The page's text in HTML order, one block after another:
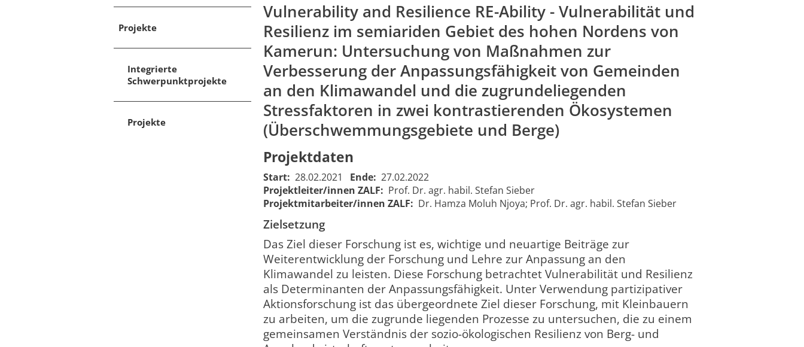
Projekte
Integrierte
Schwerpunktprojekte
Projekte
2210
Vulnerability and Resilience
RE-Ability - Vulnerabilität
und Resilienz im semiariden
von Kamerun:
Untersuchung von
Maßnahmen zur
Verbesserung der
Anpassungsfähigkeit von
Gemeinden an den
Klimawandel und die
zugrundeliegenden
Stressfaktoren in zwei
Resilience RE-Ability
- Vulnerability and
Resilience in the
Semiarid Area of the
Cameroon:Exploring
Measures to
Enhance the
Adaptive Capacity of
Communities to
Pressures of
Climate Change and
Underlying
01.03.2021
00:00:00
28.02.2022
00:00:00
abgeschlossen
Vulnerability and Resilience RE-Ability - Vulnerabilität und
Resilienz im semiariden Gebiet des hohen Nordens von
Kamerun: Untersuchung von Maßnahmen zur
Verbesserung der Anpassungsfähigkeit von Gemeinden
an den Klimawandel und die zugrundeliegenden
Stressfaktoren in zwei kontrastierenden Ökosystemen
(Überschwemmungsgebiete und Berge)
Projektdaten
Start: 28.02.2021 Ende: 27.02.2022
Projektleiter/innen ZALF: Prof. Dr. agr. habil. Stefan Sieber
Projektmitarbeiter/innen ZALF: Dr. Hamza Moluh Njoya; Prof. Dr. agr. habil. Stefan Sieber
Zielsetzung
Das Ziel dieser Forschung ist es, wichtige und neuartige Beiträge zur
Weiterentwicklung der Forschung und Lehre zur Anpassung an den
Klimawandel zu leisten. Diese Forschung betrachtet Vulnerabilität und Resilienz
als Determinanten der Anpassungsfähigkeit. Unter Verwendung partizipativer
Aktionsforschung ist das übergeordnete Ziel dieser Forschung, mit Kleinbauern
zu arbeiten, um die zugrunde liegenden Prozesse zu untersuchen, die zu einem
gemeinsamen Verständnis der sozio-ökologischen Resilienz von Berg- und